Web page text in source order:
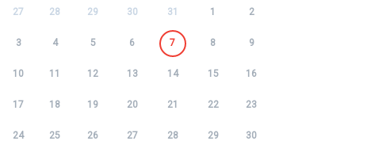
27 28 29 30 31 1 2
3 4 5 6 7 8 9
10 11 12 13 14 15 16
17 18 19 20 21 22 23
24 25 26 27 28 29 30